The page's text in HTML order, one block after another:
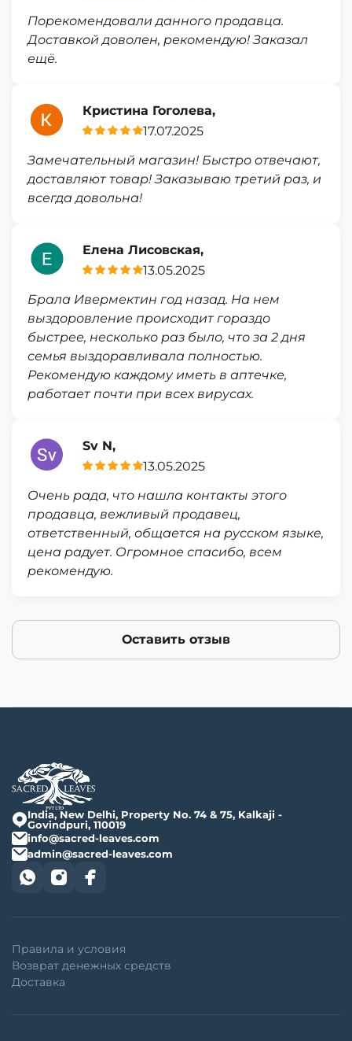
Порекомендовали данного продавца.
Доставкой доволен, рекомендую! Заказал
ещё.
Кристина Гоголева,
17.07.2025
Замечательный магазин! Быстро отвечают,
доставляют товар! Заказываю третий раз, и
всегда довольна!
Елена Лисовская,
13.05.2025
Брала Ивермектин год назад. На нем
выздоровление происходит гораздо
быстрее, несколько раз было, что за 2 дня
семья выздоравливала полностью.
Рекомендую каждому иметь в аптечке,
работает почти при всех вирусах.
Sv N,
13.05.2025
Очень рада, что нашла контакты этого
продавца, вежливый продавец,
ответственный, общается на русском языке,
цена радует. Огромное спасибо, всем
рекомендую.
Оставить отзыв
India, New Delhi, Property No. 74 & 75, Kalkaji -
Govindpuri, 110019
info@sacred-leaves.com
admin@sacred-leaves.com
Правила и условия
Возврат денежных средств
Доставка